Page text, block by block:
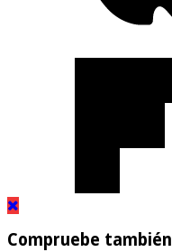
Compruebe también